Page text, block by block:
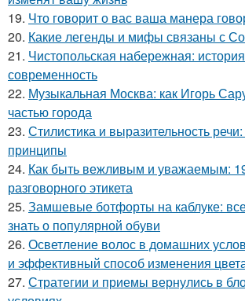
19. Что говорит о вас ваша манера
20. Какие легенды и мифы связаны с
21. Чистопольская набережная:
современность
22. Музыкальная Москва: как Игорь
частью города
23. Стилистика и выразительность
принципы
24. Как быть вежливым и уважаемым:
разговорного этикета
25. Замшевые ботфорты на каблуке:
знать о популярной обуви
26. Осветление волос в домашних
и эффективный способ изменения
27. Стратегии и приемы вернулись в